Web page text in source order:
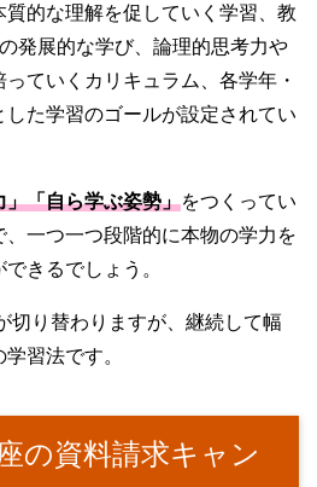
的な理解を促していく学習、教
発展的な学び、論理的思考力や
ていくカリキュラム、各学年・
た学習のゴールが設定されてい
」「自ら学ぶ姿勢」をつくってい
、一つ一つ段階的に本物の学力を
きるでしょう。
切り替わりますが、継続して幅
習法です。
の資料請求キャン